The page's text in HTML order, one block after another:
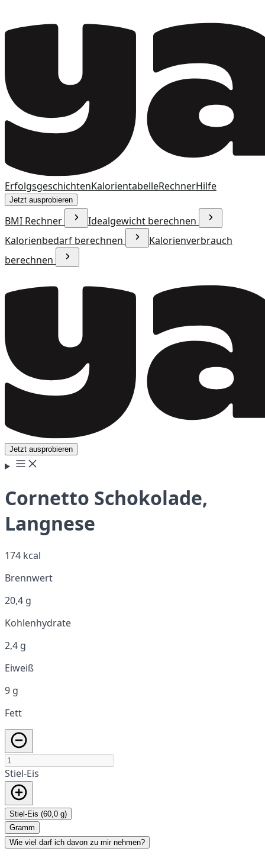
ErfolgsgeschichtenKalorientabelleRechnerHilfe
Jetzt ausprobieren
BMI Rechner
Idealgewicht berechnen
Kalorienbedarf berechnen
Kalorienverbrauch
berechnen
Jetzt ausprobieren
Cornetto Schokolade,
Langnese
174 kcal
Brennwert
20,4 g
Kohlenhydrate
2,4 g
Eiweiß
9 g
Fett
Stiel-Eis
Stiel-Eis (60,0 g)
Gramm
Wie viel darf ich davon zu mir nehmen?